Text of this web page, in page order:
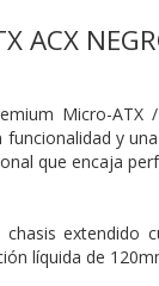
ACX
Micro-
funcionalidad y
que encaja
extendido
líquida de